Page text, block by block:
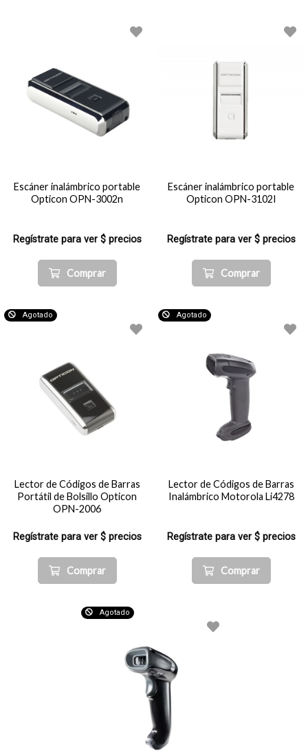
Escáner inalámbrico portable
Opticon OPN-3002n
Regístrate para ver $ precios
Comprar
Escáner inalámbrico portable
Opticon OPN-3102I
Regístrate para ver $ precios
Comprar
Agotado
Lector de Códigos de Barras
Portátil de Bolsillo Opticon
OPN-2006
Regístrate para ver $ precios
Comprar
Agotado
Lector de Códigos de Barras
Inalámbrico Motorola Li4278
Regístrate para ver $ precios
Comprar
Agotado